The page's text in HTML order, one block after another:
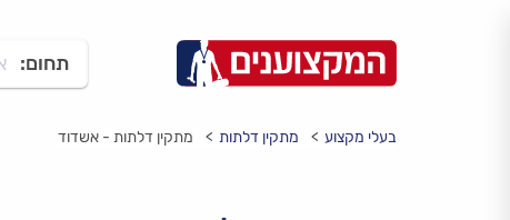
תחום:
בעלי מקצוע מתקין דלתות מתקין דלתות - אשדוד